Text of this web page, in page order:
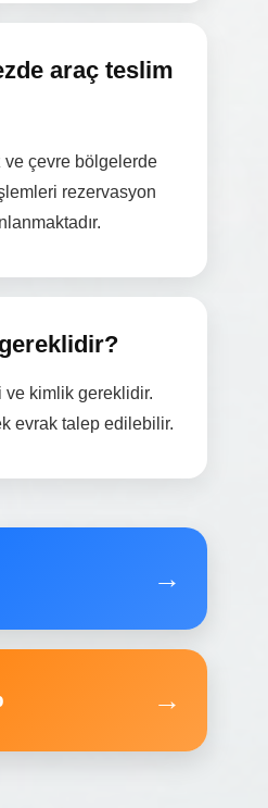
araç teslim
ve çevre bölgelerde
rezervasyon
kimlik gereklidir.
evrak talep edilebilir.
→
→